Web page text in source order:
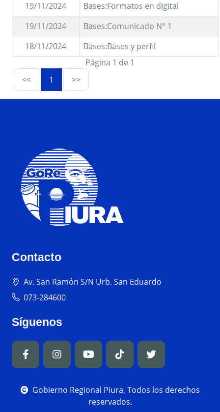
19/11/2024
Bases:Formatos en digital
19/11/2024
Bases:Comunicado N° 1
18/11/2024
Bases:Bases y perfil
Página 1 de 1
<<
1 >>
Contacto
Av. San Ramón S/N Urb. San Eduardo
073-284600
Síguenos
Gobierno Regional Piura, Todos los derechos
reservados.